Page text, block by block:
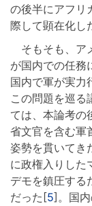
の後半にアフリ
際して顕在化し
そもそも、ア
が国内での任務
国内で軍が実力
この問題を巡る
ては、本論考の
省文官を含む軍
姿勢を貫いてき
に政権入りした
デモを鎮圧する
だった[5]。国